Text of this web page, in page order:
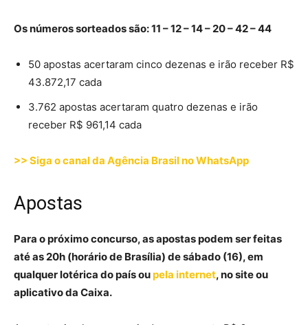
Os números sorteados são: 11 – 12 – 14 – 20 – 42 – 44
50 apostas acertaram cinco dezenas e irão receber R$
43.872,17 cada
3.762 apostas acertaram quatro dezenas e irão
receber R$ 961,14 cada
>> Siga o canal da Agência Brasil no WhatsApp
Apostas
Para o próximo concurso, as apostas podem ser feitas
até as 20h (horário de Brasília) de sábado (16), em
qualquer lotérica do país oupela internet, no site ou
aplicativo da Caixa.